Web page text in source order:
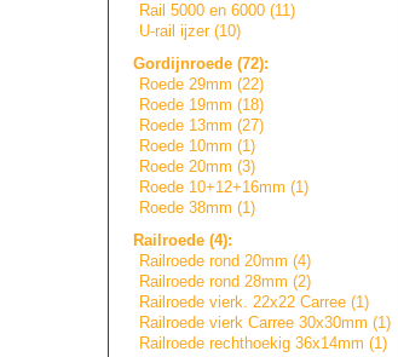
Rail 5000 en 6000 (11)
U-rail ijzer (10)
Gordijnroede (72):
Roede 29mm (22)
Roede 19mm (18)
Roede 13mm (27)
Roede 10mm (1)
Roede 20mm (3)
Roede 10+12+16mm (1)
Roede 38mm (1)
Railroede (4):
Railroede rond 20mm (4)
Railroede rond 28mm (2)
Railroede vierk. 22x22 Carree (1)
Railroede vierk Carree 30x30mm (1)
Railroede rechthoekig 36x14mm (1)